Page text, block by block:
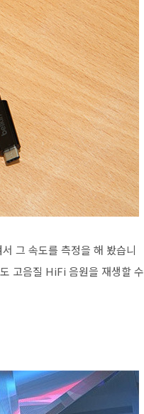
그 속도를 측정을 해 봤습니
고음질 HiFi 음원을 재생할 수